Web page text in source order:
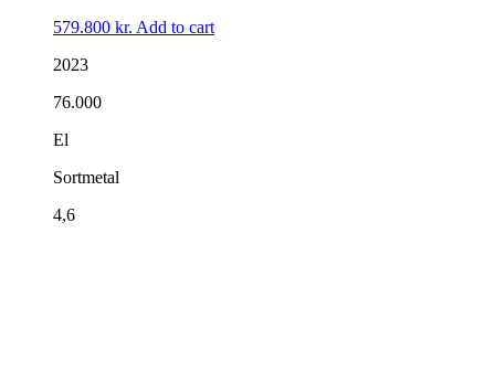
579.800 kr. Add to cart
2023
76.000
El
Sortmetal
4,6